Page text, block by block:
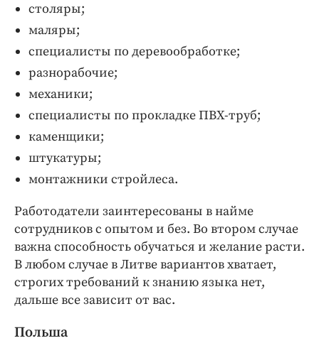
столяры;
маляры;
специалисты по деревообработке;
разнорабочие;
механики;
специалисты по прокладке ПВХ-труб;
каменщики;
штукатуры;
монтажники стройлеса.
Работодатели заинтересованы в найме
сотрудников с опытом и без. Во втором случае
важна способность обучаться и желание расти.
В любом случае в Литве вариантов хватает,
строгих требований к знанию языка нет,
дальше все зависит от вас.
Польша